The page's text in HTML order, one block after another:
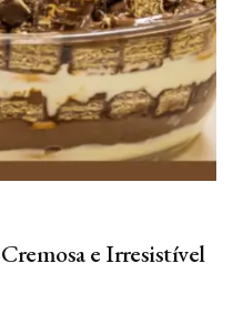
e Irresistível